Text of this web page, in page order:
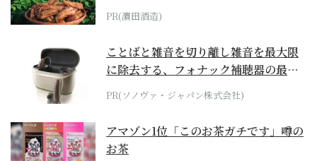
PR(濵田酒造)
ことばと雑音を切り離し雑音を最大限
に除去する、フォナック補聴器の最上
位モデル
PR(ソノヴァ・ジャパン株式会社)
アマゾン1位「このお茶ガチです」噂の
お茶